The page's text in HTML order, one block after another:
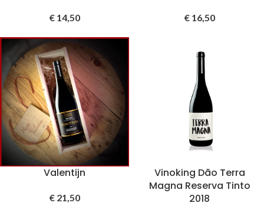
€14,50 €16,50
Valentijn
€21,50
Vinoking Dão Terra
Magna Reserva Tinto
2018